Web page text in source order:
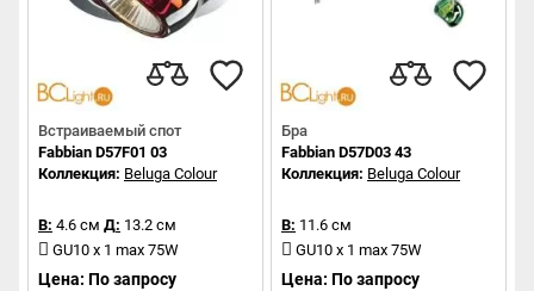
Встраиваемый спот
Fabbian D57F01 03
Коллекция: Beluga Colour
В: 4.6 см Д: 13.2 см
GU10 x 1 max 75W
Цена: По запросу
Бра
Fabbian D57D03 43
Коллекция: Beluga Colour
В: 11.6 см
GU10 x 1 max 75W
Цена: По запросу